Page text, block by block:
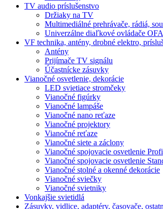
TV audio príslušenstvo
Držiaky na TV
Multimediálné prehrávače, rádiá,
Univerzálne diaľkové ovládače OFA
VF technika, antény, drobné elektro,
Antény
Prijímače TV signálu
Účastnícke zásuvky
Vianočné osvetlenie, dekorácie
LED svietiace stromčeky
Vianočné figúrky
Vianočné lampáše
Vianočné nano reťaze
Vianočné projektory
Vianočné reťaze
Vianočné siete a záclony
Vianočné spojovacie osvetlenie Profi
Vianočné spojovacie osvetlenie
Vianočné stolné a okenné dekorácie
Vianočné sviečky
Vianočné svietniky
Vonkajšie svietidlá
Zásuvky, vidlice, adaptéry, časovače,